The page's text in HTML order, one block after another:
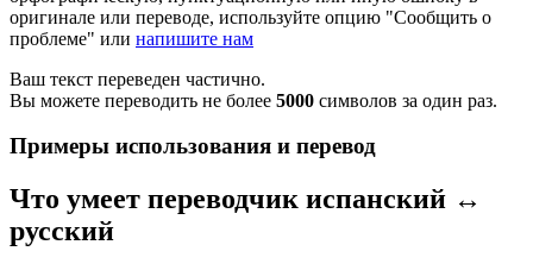
оригинале или переводе, используйте опцию "Сообщить о
проблеме" или напишите нам
Ваш текст переведен частично.
Вы можете переводить не более 5000 символов за один раз.
Примеры использования и перевод
Что умеет переводчик испанский ↔
русский